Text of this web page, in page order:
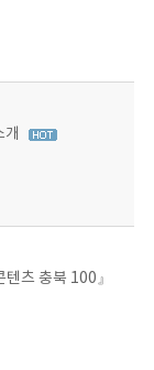
츠 충북 100』